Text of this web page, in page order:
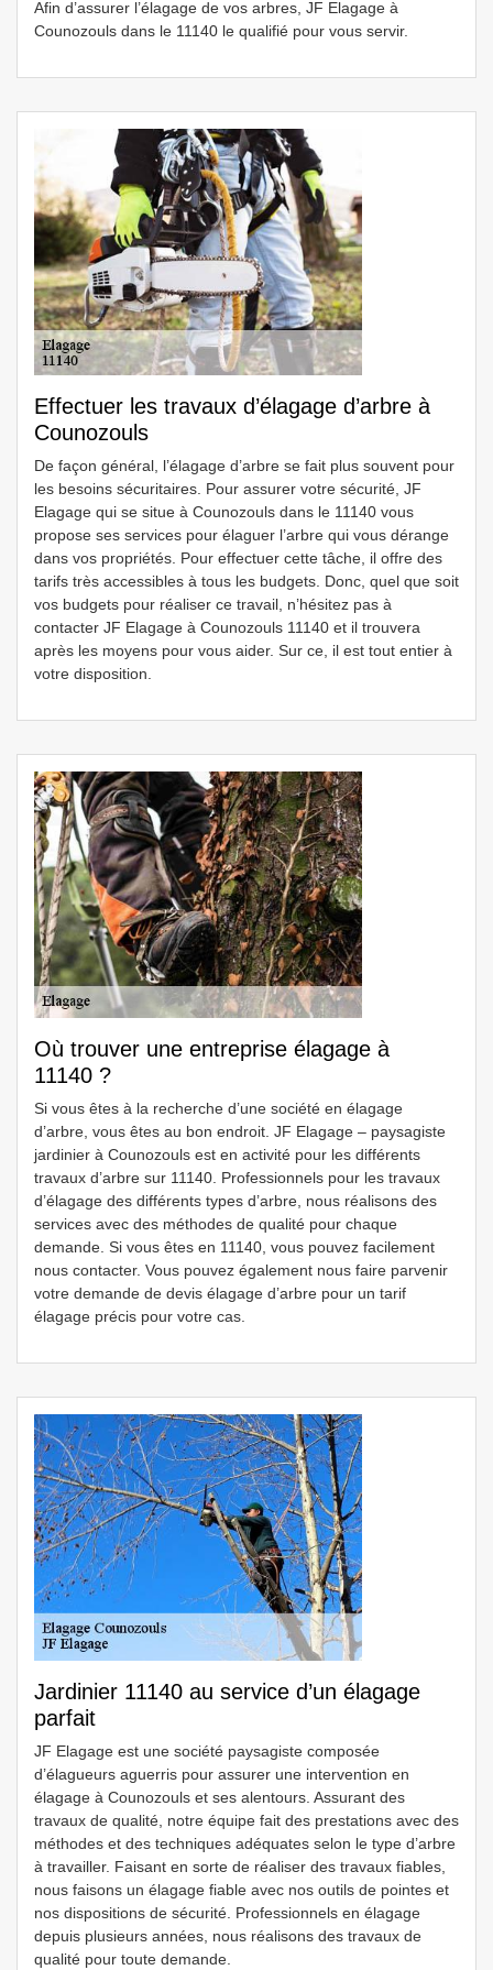
Afin d’assurer l’élagage de vos arbres, JF Elagage à
Counozouls dans le 11140 le qualifié pour vous servir.
Effectuer les travaux d’élagage d’arbre à
Counozouls
De façon général, l’élagage d’arbre se fait plus souvent pour
les besoins sécuritaires. Pour assurer votre sécurité, JF
Elagage qui se situe à Counozouls dans le 11140 vous
propose ses services pour élaguer l’arbre qui vous dérange
dans vos propriétés. Pour effectuer cette tâche, il offre des
tarifs très accessibles à tous les budgets. Donc, quel que soit
vos budgets pour réaliser ce travail, n’hésitez pas à
contacter JF Elagage à Counozouls 11140 et il trouvera
après les moyens pour vous aider. Sur ce, il est tout entier à
votre disposition.
Où trouver une entreprise élagage à
11140 ?
Si vous êtes à la recherche d’une société en élagage
d’arbre, vous êtes au bon endroit. JF Elagage – paysagiste
jardinier à Counozouls est en activité pour les différents
travaux d’arbre sur 11140. Professionnels pour les travaux
d’élagage des différents types d’arbre, nous réalisons des
services avec des méthodes de qualité pour chaque
demande. Si vous êtes en 11140, vous pouvez facilement
nous contacter. Vous pouvez également nous faire parvenir
votre demande de devis élagage d’arbre pour un tarif
élagage précis pour votre cas.
Jardinier 11140 au service d’un élagage
parfait
JF Elagage est une société paysagiste composée
d’élagueurs aguerris pour assurer une intervention en
élagage à Counozouls et ses alentours. Assurant des
travaux de qualité, notre équipe fait des prestations avec des
méthodes et des techniques adéquates selon le type d’arbre
à travailler. Faisant en sorte de réaliser des travaux fiables,
nous faisons un élagage fiable avec nos outils de pointes et
nos dispositions de sécurité. Professionnels en élagage
depuis plusieurs années, nous réalisons des travaux de
qualité pour toute demande.